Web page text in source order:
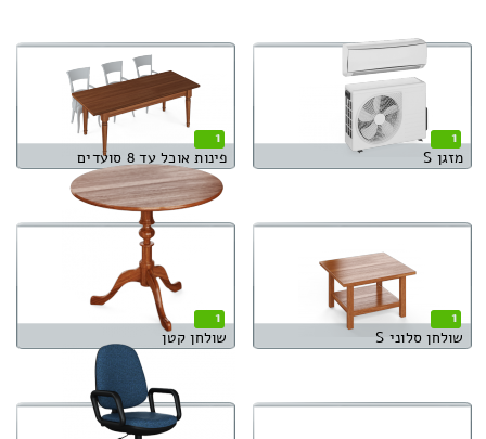
1
מזגן S
1
פינות אוכל עד 8 סועדים
1
שולחן סלוני S
1
שולחן קטן